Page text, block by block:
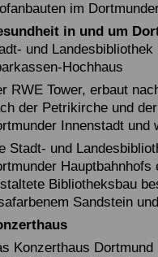
im
in und um
und
Hochhaus
RWE Tower, erbaut
der Petrikirche und
Innenstadt und
Stadt- und
Bibliotheksbau
Sandstein
Konzerthaus